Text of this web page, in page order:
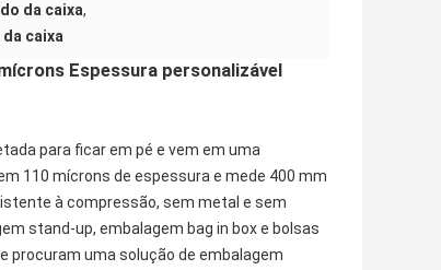
da caixa,
caixa
Espessura personalizável
para ficar em pé e vem em uma
110 mícrons de espessura e mede 400 mm
à compressão, sem metal e sem
stand-up, embalagem bag in box e bolsas
procuram uma solução de embalagem